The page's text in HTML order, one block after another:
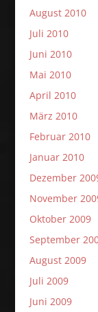
August 2010
Juli 2010
Juni 2010
Mai 2010
April 2010
März 2010
Februar 2010
Januar 2010
Dezember
November
Oktober 2009
September
August 2009
Juli 2009
Juni 2009